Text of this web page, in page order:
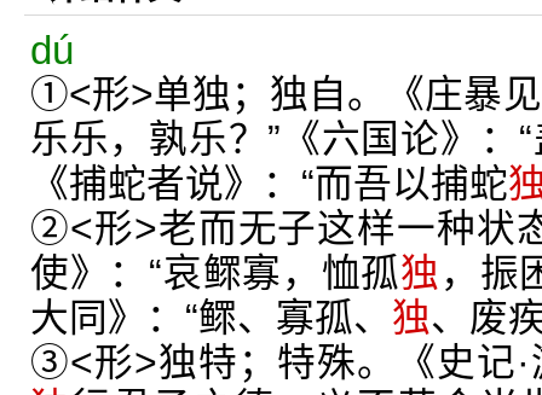
dú
①<形>单独；独自。《庄暴
乐乐，孰乐？”《六国论》：
《捕蛇者说》：“而吾以捕蛇
②<形>老而无子这样一种状
使》：“哀鳏寡，恤孤独 ，振
大同》：“鳏、寡孤、 独、废
③<形>独特；特殊。《史记·